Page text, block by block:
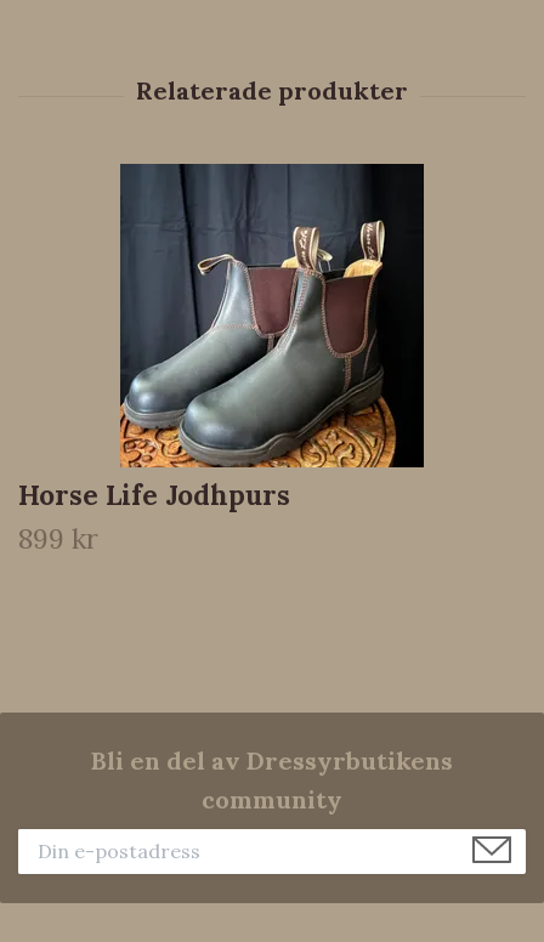
Horse Life Jodhpurs
899 kr
Bli en del av Dressyrbutikens
community